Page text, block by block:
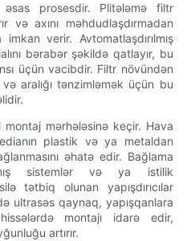
prosesdir. Plitələmə filtr
və axını məhdudlaşdırmadan
verir. Avtomatlaşdırılmış
bərabər şəkildə qatlayır, bu
üçün vacibdir. Filtr növündən
aralığı tənzimləmək üçün bu
montaj mərhələsinə keçir. Hava
plastik və ya metaldan
əhatə edir. Bağlama
sistemlər və ya istilik
tətbiq olunan yapışdırıcılar
ultrasəs qaynaq, yapışqanlara
montajı idarə edir,
artırır.